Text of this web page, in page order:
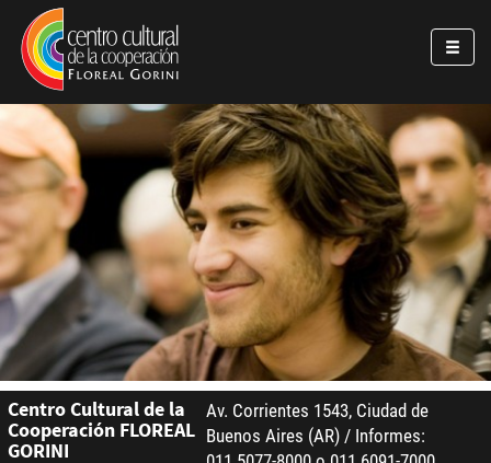
Pasar al contenido principal
Jump to main content
Centro Cultural de la
Cooperación FLOREAL
GORINI
Av. Corrientes 1543, Ciudad de
Buenos Aires (AR) / Informes: